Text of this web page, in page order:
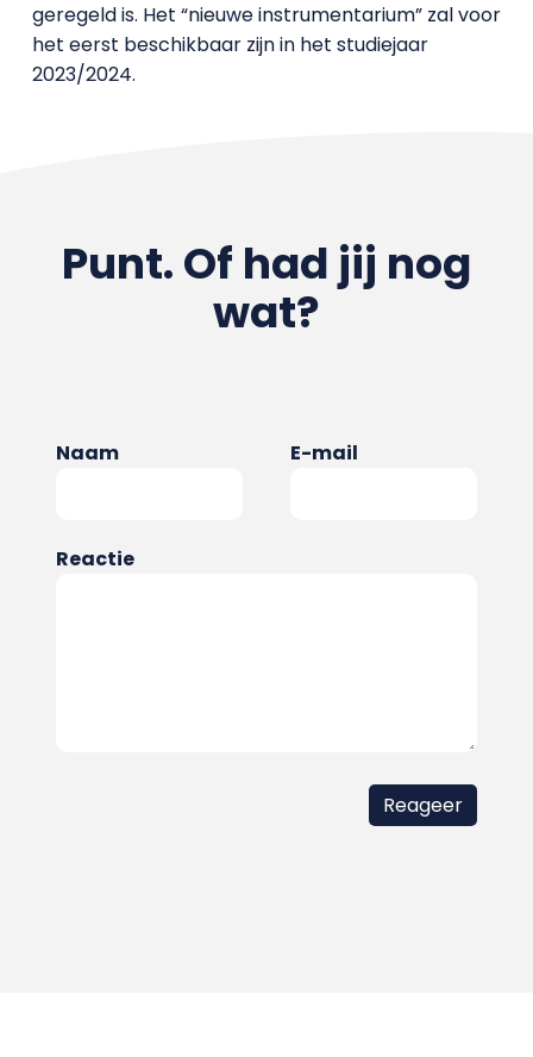
geregeld is. Het “nieuwe instrumentarium” zal voor
het eerst beschikbaar zijn in het studiejaar
2023/2024.
Punt. Of had jij nog
wat?
Naam E-mail
Reactie